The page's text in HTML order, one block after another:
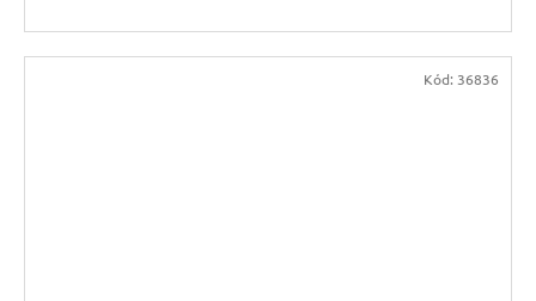
Kód: 36836